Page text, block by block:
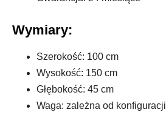
Wymiary:
Szerokość: 100 cm
Wysokość: 150 cm
Głębokość: 45 cm
Waga: zależna od konfiguracji